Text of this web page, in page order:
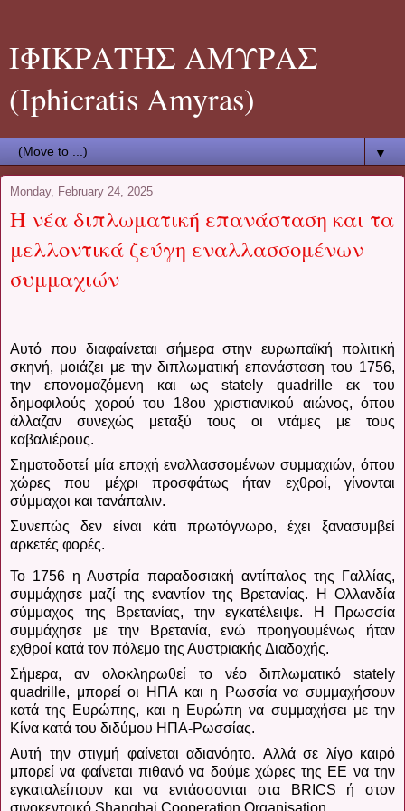
ΙΦΙΚΡΑΤΗΣ ΑΜΥΡΑΣ
(Iphicratis Amyras)
▼
Monday, February 24, 2025
Η νέα διπλωματική επανάσταση και τα
μελλοντικά ζεύγη εναλλασσομένων
συμμαχιών
Αυτό που διαφαίνεται σήμερα στην ευρωπαϊκή πολιτική
σκηνή, μοιάζει με την διπλωματική επανάσταση του 1756,
την επονομαζόμενη και ως stately quadrille εκ του
δημοφιλούς χορού του 18ου χριστιανικού αιώνος, όπου
άλλαζαν συνεχώς μεταξύ τους οι ντάμες με τους
καβαλιέρους.
Σηματοδοτεί μία εποχή εναλλασσομένων συμμαχιών, όπου
χώρες που μέχρι προσφάτως ήταν εχθροί, γίνονται
σύμμαχοι και τανάπαλιν.
Συνεπώς δεν είναι κάτι πρωτόγνωρο, έχει ξανασυμβεί
αρκετές φορές.
Το 1756 η Αυστρία παραδοσιακή αντίπαλος της Γαλλίας,
συμμάχησε μαζί της εναντίον της Βρετανίας.
Η Ολλανδία
σύμμαχος της Βρετανίας, την εγκατέλειψε. Η Πρωσσία
συμμάχησε με την Βρετανία, ενώ προηγουμένως ήταν
εχθροί κατά τον πόλεμο της Αυστριακής Διαδοχής.
Σήμερα, αν ολοκληρωθεί το νέο διπλωματικό stately
quadrille, μπορεί οι ΗΠΑ και η Ρωσσία να συμμαχήσουν
κατά της Ευρώπης, και η Ευρώπη να συμμαχήσει με την
Κίνα κατά του διδύμου ΗΠΑ-Ρωσσίας.
Αυτή την στιγμή φαίνεται αδιανόητο. Αλλά σε λίγο καιρό
μπορεί να φαίνεται πιθανό να δούμε χώρες της ΕΕ να την
εγκαταλείπουν και να εντάσσονται στα BRICS ή στον